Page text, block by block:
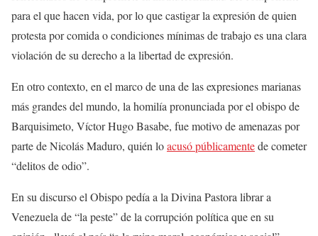
para el que hacen vida, por lo que castigar la expresión de quien
protesta por comida o condiciones mínimas de trabajo es una clara
violación de su derecho a la libertad de expresión.
En otro contexto, en el marco de una de las expresiones marianas
más grandes del mundo, la homilía pronunciada por el obispo de
Barquisimeto, Víctor Hugo Basabe, fue motivo de amenazas por
parte de Nicolás Maduro, quién loacusó públicamentede cometer
“delitos de odio”.
En su discurso el Obispo pedía a la Divina Pastora librar a
Venezuela de “la peste” de la corrupción política que en su